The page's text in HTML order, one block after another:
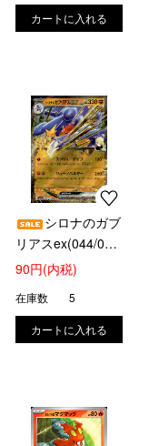
シロナのガブ
リアスex(044/063
RR)
90円(内税)
在庫数 5